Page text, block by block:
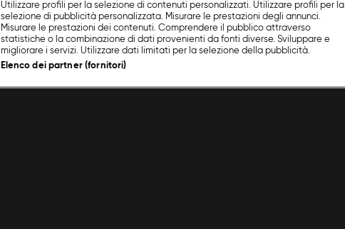
Utilizzare profili per la selezione di contenuti personalizzati. Utilizzare profili per la
selezione di pubblicità personalizzata. Misurare le prestazioni degli annunci.
Misurare le prestazioni dei contenuti. Comprendere il pubblico attraverso
statistiche o la combinazione di dati provenienti da fonti diverse. Sviluppare e
migliorare i servizi. Utilizzare dati limitati per la selezione della pubblicità.
Elenco dei partner (fornitori)